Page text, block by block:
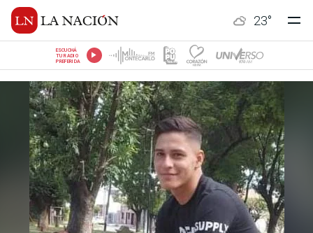
23°
ESCUCHÁ
TU RADIO
PREFERIDA